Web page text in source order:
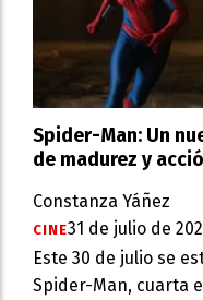
Spider-Man: Un
de madurez y
Constanza Yáñez
CINE31 de julio de
Este 30 de julio se
Spider-Man, cuarta